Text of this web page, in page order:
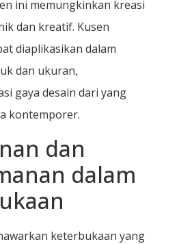
ini memungkinkan kreasi
dan kreatif. Kusen
diaplikasikan dalam
dan ukuran,
gaya desain dari yang
kontemporer.
dan
dalam
keterbukaan yang